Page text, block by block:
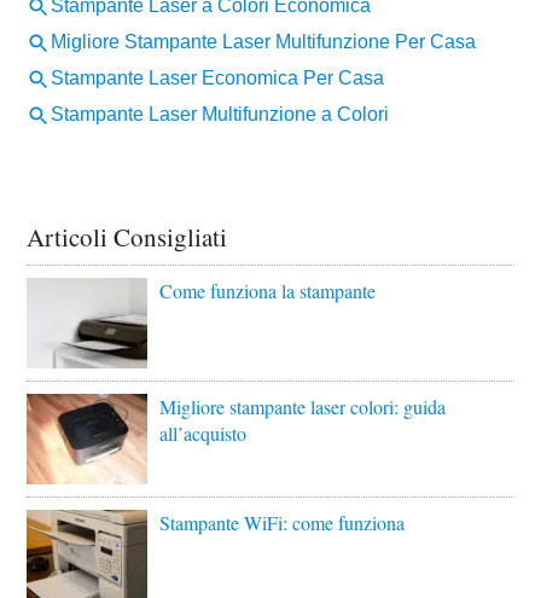
Articoli Consigliati
Come funziona la stampante
Migliore stampante laser colori: guida
all’acquisto
Stampante WiFi: come funziona